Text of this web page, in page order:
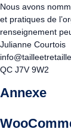
Nous avons
et pratiques de
renseignement
Julianne Courtois
QC J7V 9W2
Annexe